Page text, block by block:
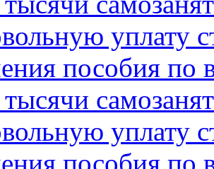
уплату
пособия по
тысячи
уплату
пособия по